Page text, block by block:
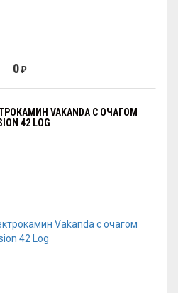
0₽
VAKANDA С ОЧАГОМ
42 LOG